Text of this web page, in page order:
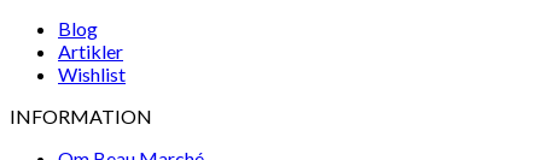
Blog
Artikler
Wishlist
INFORMATION